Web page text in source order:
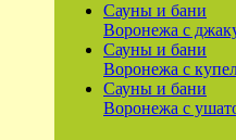
Сауны и бани
Воронежа с
Сауны и бани
Воронежа с
Сауны и бани
Воронежа с